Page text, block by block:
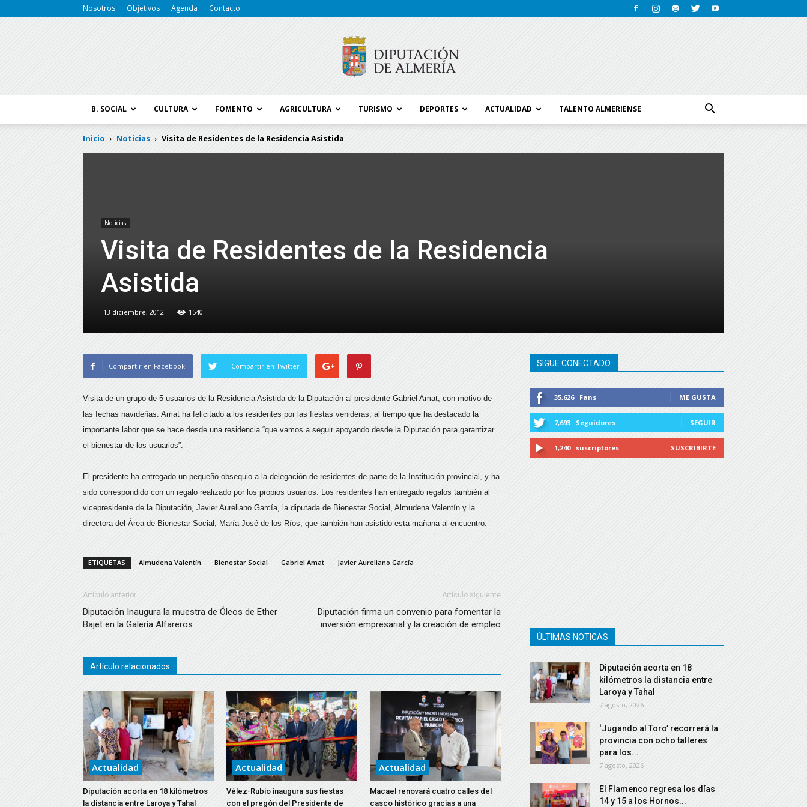
Nosotros Objetivos Agenda Contacto
B. SOCIAL CULTURA FOMENTO AGRICULTURA TURISMO DEPORTES ACTUALIDAD TALENTO ALMERIENSE
Inicio Noticias Visita de Residentes de la Residencia Asistida
Noticias
Visita de Residentes de la Residencia
Asistida
13 diciembre, 2012 1540
Compartir en Facebook Compartir en Twitter
Visita de un grupo de 5 usuarios de la Residencia Asistida de la Diputación al presidente Gabriel Amat, con motivo de
las fechas navideñas. Amat ha felicitado a los residentes por las fiestas venideras, al tiempo que ha destacado la
importante labor que se hace desde una residencia “que vamos a seguir apoyando desde la Diputación para garantizar
el bienestar de los usuarios”.
El presidente ha entregado un pequeño obsequio a la delegación de residentes de parte de la Institución provincial, y ha
sido correspondido con un regalo realizado por los propios usuarios. Los residentes han entregado regalos también al
vicepresidente de la Diputación, Javier Aureliano García, la diputada de Bienestar Social, Almudena Valentín y la
directora del Área de Bienestar Social, María José de los Ríos, que también han asistido esta mañana al encuentro.
ETIQUETAS Almudena Valentín Bienestar Social Gabriel Amat Javier Aureliano García
Artículo anterior
Diputación Inaugura la muestra de Óleos de Ether
Bajet en la Galería Alfareros
Artículo siguiente
Diputación firma un convenio para fomentar la
inversión empresarial y la creación de empleo
Artículo relacionados
Actualidad
Diputación acorta en 18 kilómetros
la distancia entre Laroya y Tahal
Actualidad
Vélez-Rubio inaugura sus fiestas
con el pregón del Presidente de
Actualidad
Macael renovará cuatro calles del
casco histórico gracias a una
SIGUE CONECTADO
35,626 Fans ME GUSTA
7,693 Seguidores SEGUIR
1,240 suscriptores SUSCRIBIRTE
ÚLTIMAS NOTICAS
Diputación acorta en 18
kilómetros la distancia entre
Laroya y Tahal
7 agosto, 2026
‘Jugando al Toro’ recorrerá la
provincia con ocho talleres
para los...
7 agosto, 2026
El Flamenco regresa los días
14 y 15 a los Hornos...